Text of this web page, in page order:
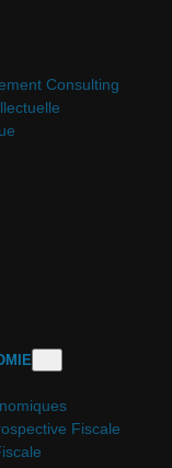
Consulting
Fiscale